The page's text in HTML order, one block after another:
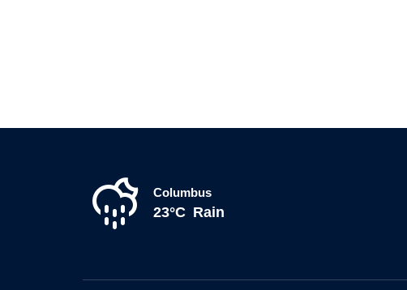
Columbus
23°C Rain